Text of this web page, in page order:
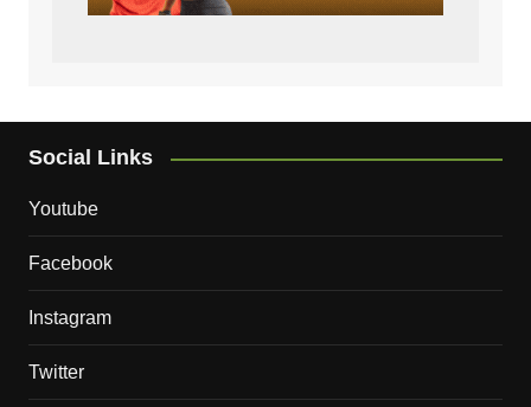
Social Links
Youtube
Facebook
Instagram
Twitter